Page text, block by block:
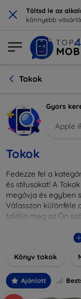
× Töltsd le az
könnyebb
Tokok
Gyors
Apple
Tokok
Fedezze fel a
és stílusokat! A
megóvja és egyben
Válasszon különféle
találja meg az Ön
dizájnos mintákról,
még
Könyv tokok
Ajánlott